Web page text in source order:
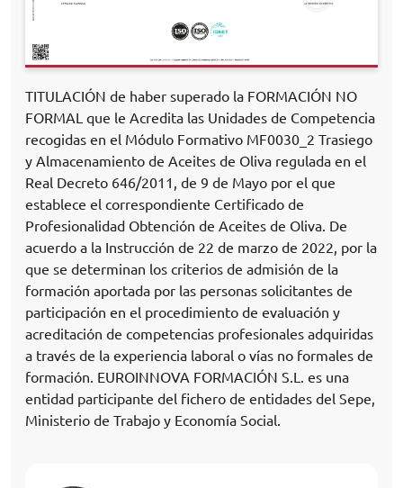
TITULACIÓN de haber superado la FORMACIÓN NO
FORMAL que le Acredita las Unidades de Competencia
recogidas en el Módulo Formativo MF0030_2 Trasiego
y Almacenamiento de Aceites de Oliva regulada en el
Real Decreto 646/2011, de 9 de Mayo por el que
establece el correspondiente Certificado de
Profesionalidad Obtención de Aceites de Oliva. De
acuerdo a la Instrucción de 22 de marzo de 2022, por la
que se determinan los criterios de admisión de la
formación aportada por las personas solicitantes de
participación en el procedimiento de evaluación y
acreditación de competencias profesionales adquiridas
a través de la experiencia laboral o vías no formales de
formación. EUROINNOVA FORMACIÓN S.L. es una
entidad participante del fichero de entidades del Sepe,
Ministerio de Trabajo y Economía Social.